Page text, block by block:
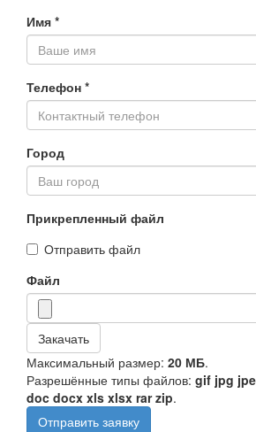
Имя *
Телефон *
Город
Прикрепленный файл
Отправить файл
Файл
Закачать
Максимальный размер: 20 МБ.
Разрешённые типы файлов: gif jpg
doc docx xls xlsx rar zip.
Отправить заявку